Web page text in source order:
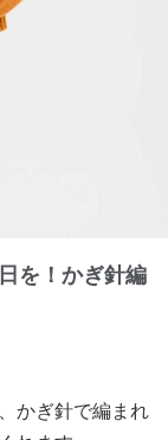
を！かぎ針編
かぎ針で編まれ